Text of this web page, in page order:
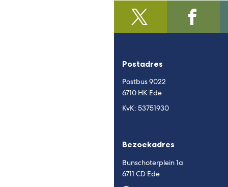
@regiofoodvalley
(Verwijst
naar
externe
naar
Postadres
Postbus 9022
6710 HK Ede
KvK: 53751930
Bezoekadres
Bunschoterplein 1a
6711 CD Ede